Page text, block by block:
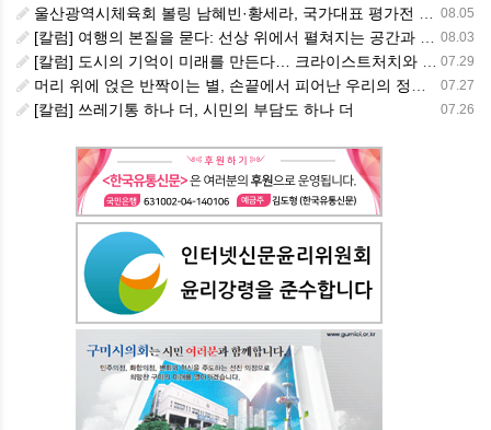
08.05
울산광역시체육회 볼링 남혜빈·황세라, 국가대표 평가전 통과… ‘아시아선수권 출전’
08.03
[칼럼] 여행의 본질을 묻다: 선상 위에서 펼쳐지는 공간과 사람, 그리고 미식의 미학
07.29
[칼럼] 도시의 기억이 미래를 만든다… 크라이스트처치와 한국 도시가 주는 교훈
07.27
머리 위에 얹은 반짝이는 별, 손끝에서 피어난 우리의 정체성
07.26
[칼럼] 쓰레기통 하나 더, 시민의 부담도 하나 더